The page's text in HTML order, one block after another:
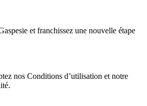
et franchissez une nouvelle étape
nos Conditions d’utilisation et notre